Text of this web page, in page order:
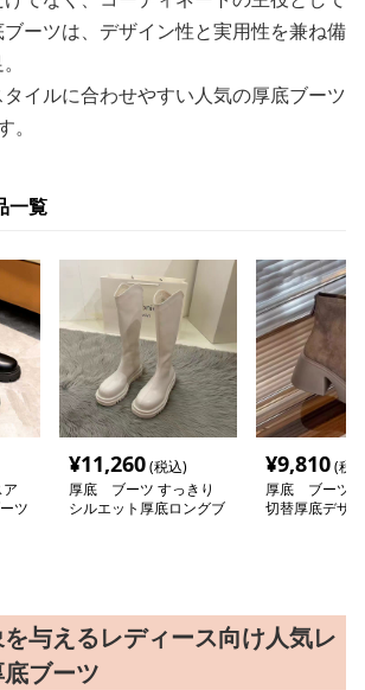
ーツは、デザイン性と実用性を兼ね備
イルに合わせやすい人気の厚底ブーツ
一覧
ツ
¥11,260(税込)
厚底 ブーツ すっきり
シルエット厚底ロングブ
¥9,810(税
厚底 ブーツ
切替厚底デザ
与えるレディース向け人気レ
ブーツ